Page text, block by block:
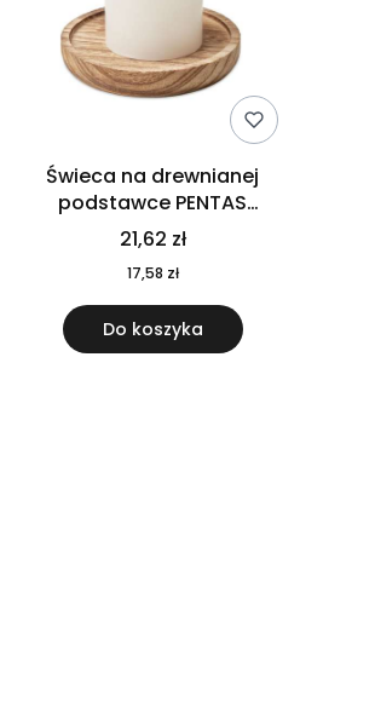
Świeca na drewnianej
podstawce PENTAS
MO6282-40
21,62 zł
17,58 zł
Do koszyka